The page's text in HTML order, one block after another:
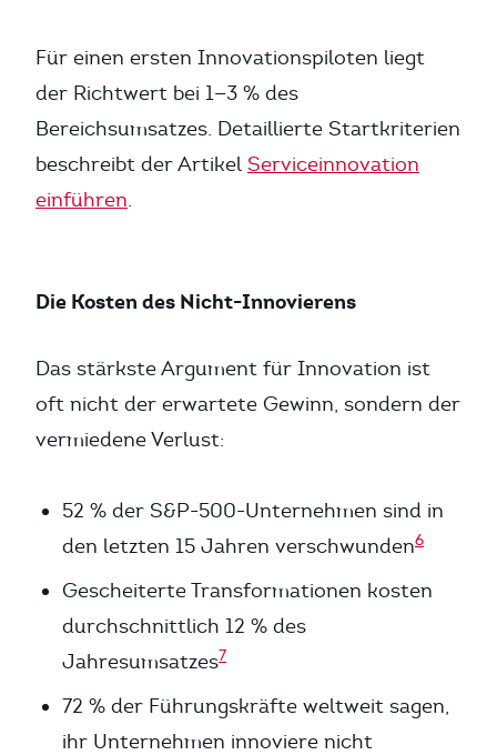
Für einen ersten Innovationspiloten liegt
der Richtwert bei 1—3 % des
Bereichsumsatzes. Detaillierte Startkriterien
beschreibt der Artikel Serviceinnovation
einführen.
Die Kosten des Nicht-Innovierens
Das stärkste Argument für Innovation ist
oft nicht der erwartete Gewinn, sondern der
vermiedene Verlust:
52 % der S&P-500-Unternehmen sind in
den letzten 15 Jahren verschwunden6
Gescheiterte Transformationen kosten
durchschnittlich 12 % des
Jahresumsatzes7
72 % der Führungskräfte weltweit sagen,
ihr Unternehmen innoviere nicht